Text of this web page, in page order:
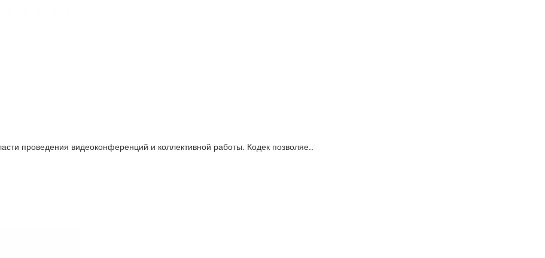
проведения видеоконференций и коллективной работы. Кодек позволяе..